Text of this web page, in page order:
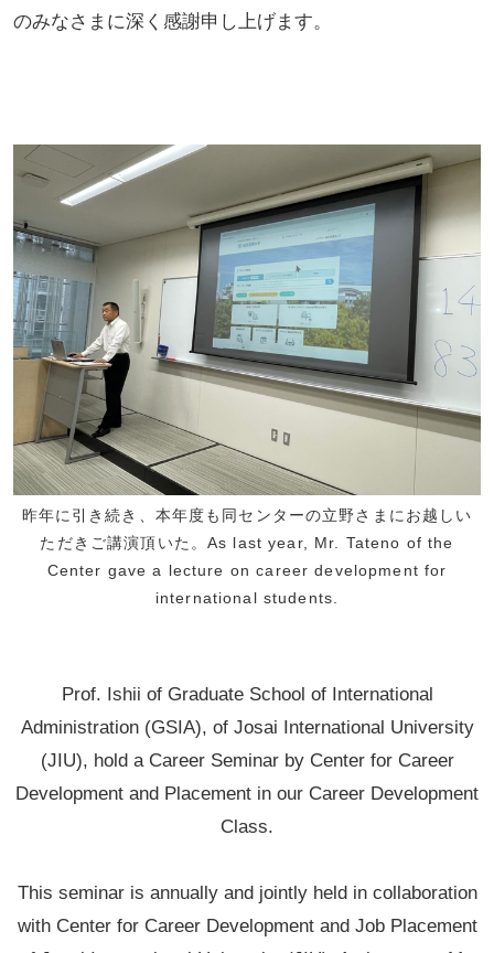
のみなさまに深く感謝申し上げます。
昨年に引き続き、本年度も同センターの立野さまにお越しい
ただきご講演頂いた。As last year, Mr. Tateno of the
Center gave a lecture on career development for
international students.
Prof. Ishii of Graduate School of International
Administration (GSIA), of Josai International University
(JIU), hold a Career Seminar by Center for Career
Development and Placement in our Career Development
Class.
This seminar is annually and jointly held in collaboration
with Center for Career Development and Job Placement